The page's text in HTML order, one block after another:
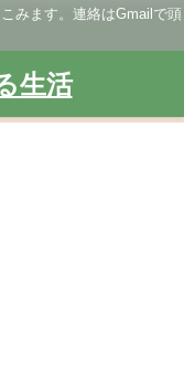
みます。連絡はGmailで頭
生活